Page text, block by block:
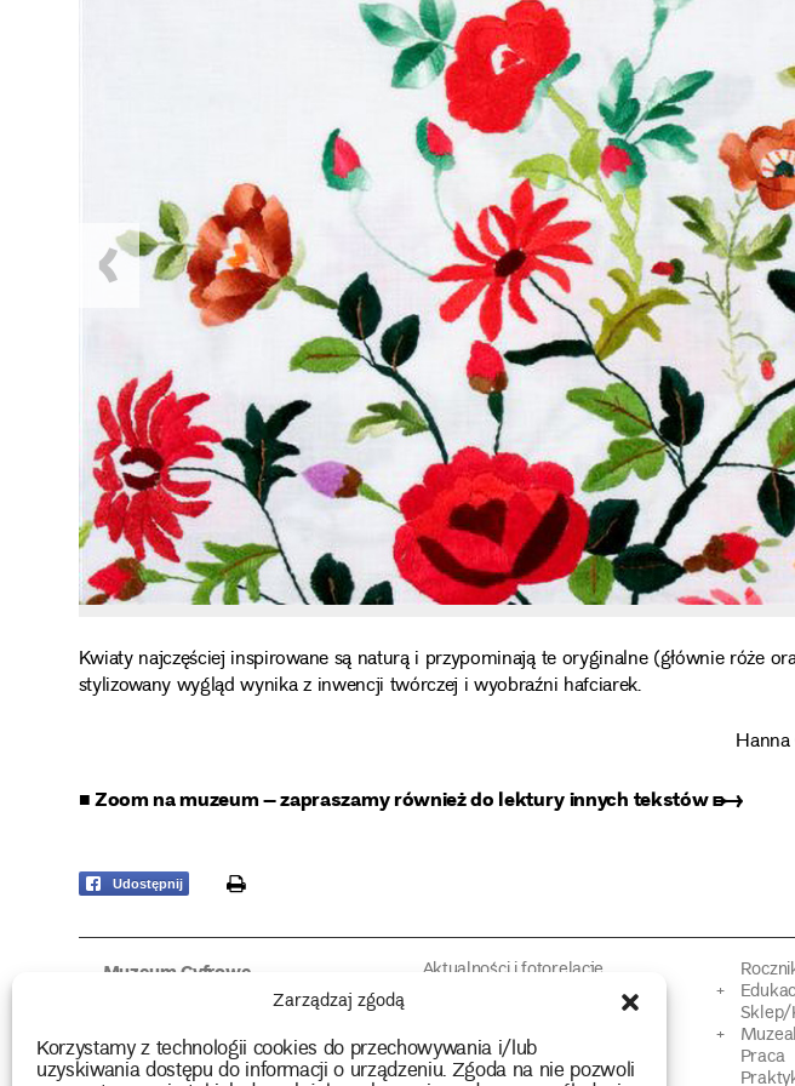
Zarządzaj zgodą
Korzystamy z technologii cookies do przechowywania i/lub
uzyskiwania dostępu do informacji o urządzeniu. Zgoda na nie pozwoli
Kwiaty najczęściej inspirowane są naturą i przypominają te oryginalne (głównie róże
stylizowany wygląd wynika z inwencji twórczej i wyobraźni hafciarek.
■ Zoom na muzeum – zapraszamy również do lektury innych tekstów ➸
Udostępnij print
Muzeum Cyfrowe
Użyczenia obiektów
Biblioteka
Aktualności i fotorelacje
Muzealne rozmowy
Kolekcja
Europejskie Dni Dziedzictwa
Sklep/
Praca